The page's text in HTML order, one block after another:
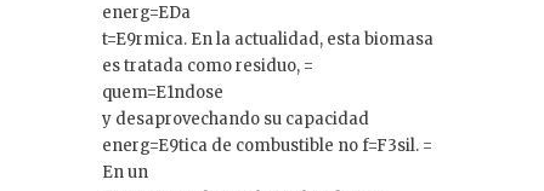
energ=EDa
t=E9rmica. En la actualidad, esta biomasa
es tratada como residuo, =
quem=E1ndose
y desaprovechando su capacidad
energ=E9tica de combustible no f=F3sil. =
En un